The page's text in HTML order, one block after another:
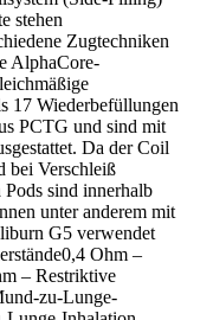
stehen
Zugtechniken
AlphaCore-
17 Wiederbefüllungen
PCTG und sind mit
Da der Coil
bei Verschleiß
sind innerhalb
unter anderem mit
G5 verwendet
Ohm –
– Restriktive
zu-Lunge-